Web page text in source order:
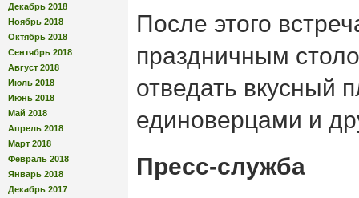
Декабрь 2018
Ноябрь 2018
Октябрь 2018
Сентябрь 2018
Август 2018
Июль 2018
Июнь 2018
Май 2018
Апрель 2018
Март 2018
Февраль 2018
Январь 2018
Декабрь 2017
После этого
праздничным
отведать вкусный
единоверцами и
Пресс-служба